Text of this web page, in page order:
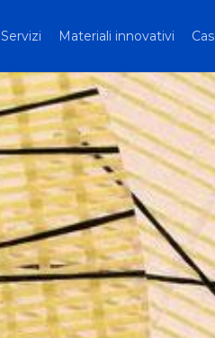
Servizi Materiali innovativi